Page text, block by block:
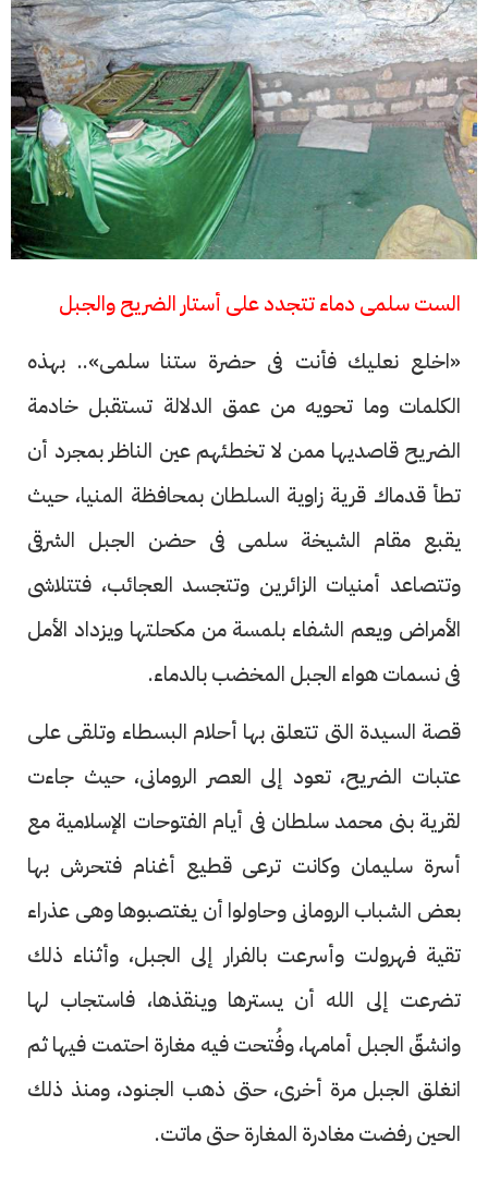
الست سلمى دماء تتجدد على أستار الضريح والجبل
«اخلع نعليك فأنت فى حضرة ستنا سلمى».. بهذه
الكلمات وما تحويه من عمق الدلالة تستقبل خادمة
الضريح قاصديها ممن لا تخطئهم عين الناظر بمجرد أن
تطأ قدماك قرية زاوية السلطان بمحافظة المنيا، حيث
يقبع مقام الشيخة سلمى فى حضن الجبل الشرقى
وتتصاعد أمنيات الزائرين وتتجسد العجائب، فتتلاشى
الأمراض ويعم الشفاء بلمسة من مكحلتها ويزداد الأمل
فى نسمات هواء الجبل المخضب بالدماء.
قصة السيدة التى تتعلق بها أحلام البسطاء وتلقى على
عتبات الضريح، تعود إلى العصر الرومانى، حيث جاءت
لقرية بنى محمد سلطان فى أيام الفتوحات الإسلامية مع
أسرة سليمان وكانت ترعى قطيع أغنام فتحرش بها
بعض الشباب الرومانى وحاولوا أن يغتصبوها وهى عذراء
تقية فهرولت وأسرعت بالفرار إلى الجبل، وأثناء ذلك
تضرعت إلى الله أن يسترها وينقذها، فاستجاب لها
وانشقّ الجبل أمامها، وفُتحت فيه مغارة احتمت فيها ثم
انغلق الجبل مرة أخرى، حتى ذهب الجنود، ومنذ ذلك
الحين رفضت مغادرة المغارة حتى ماتت.